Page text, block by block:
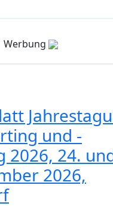
Werbung
und -
2026, 24.
2026,